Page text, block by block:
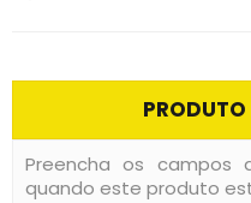
Preencha os campos
quando este produto